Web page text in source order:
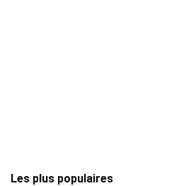
Les plus populaires